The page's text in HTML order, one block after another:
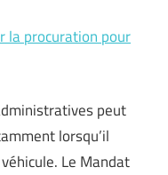
la procuration pour
peut
lorsqu’il
Le Mandat